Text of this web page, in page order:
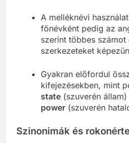
A melléknévi
főnévként pedig az
szerint többes
szerkezeteket
Gyakran előfordul
kifejezésekben, mint
state (szuverén
power (szuverén
Szinonimák és